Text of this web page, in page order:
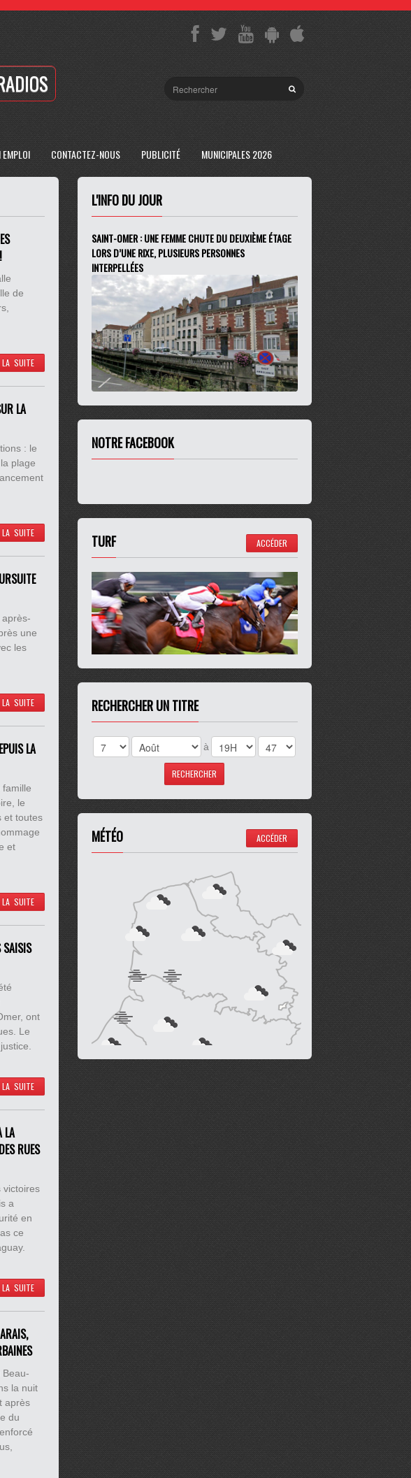
CONTACTEZ-NOUS PUBLICITÉ MUNICIPALES 2026
de
LA SUITE
LA
: le
plage
LA SUITE
une
les
LA SUITE
LA
le
et toutes
et
LA SUITE
SAISIS
ont
Le
LA SUITE
LA
RUES
victoires
a
en
ce
LA SUITE
la nuit
après
du
L'INFO DU JOUR
SAINT-OMER : UNE FEMME CHUTE DU DEUXIÈME ÉTAGE
LORS D’UNE RIXE, PLUSIEURS PERSONNES
INTERPELLÉES
NOTRE FACEBOOK
TURF ACCÉDER
RECHERCHER UN TITRE
à
MÉTÉO ACCÉDER